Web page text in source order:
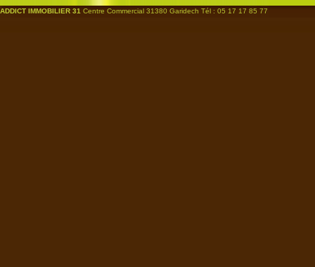
ADDICT IMMOBILIER 31 Centre Commercial 31380 Garidech Tél : 05 17 17 85 77